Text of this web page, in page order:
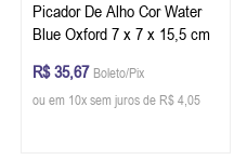
Picador De Alho Cor Water
Blue Oxford 7 x 7 x 15,5 cm
R$ 35,67 Boleto/Pix
ou em 10x sem juros de R$ 4,05